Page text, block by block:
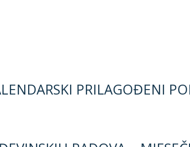
PRILAGOĐENI